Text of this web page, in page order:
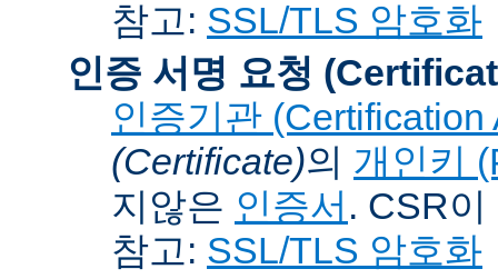
참고: SSL/TLS 암호화
인증 서명 요청
인증기관 (Certification
(Certificate)의 개인키
지않은 인증서 . CSR
참고: SSL/TLS 암호화